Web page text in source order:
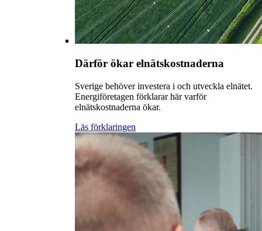
Därför ökar elnätskostnaderna
Sverige behöver investera i och utveckla elnätet.
Energiföretagen förklarar här varför
elnätskostnaderna ökar.
Läs förklaringen